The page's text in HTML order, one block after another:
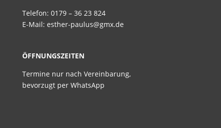
Telefon: 0179 – 36 23 824
E-Mail: esther-paulus@gmx.de
ÖFFNUNGSZEITEN
Termine nur nach Vereinbarung,
bevorzugt per WhatsApp